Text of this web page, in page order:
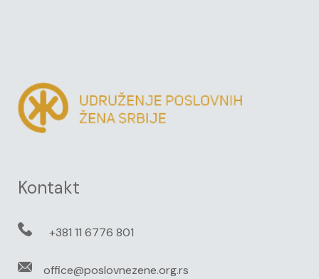
Kontakt
+381 11 6776 801
office@poslovnezene.org.rs